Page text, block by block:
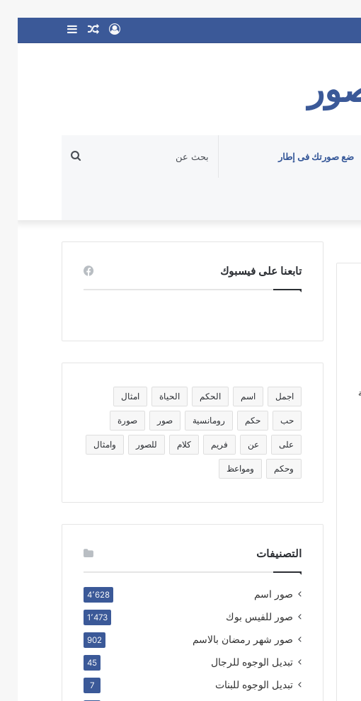
إضافةمقالتسجيل
ضع صورتك فى إطار بحث
تابعنا على فيسبوك
اجمل اسم الحكم الحياة امثال
حب حكم رومانسية صور صورة
على عن فريم كلام للصور وامثال
وحكم ومواعظ
التصنيفات
صور اسم 4٬628
صور للفيس بوك 1٬473
صور شهر رمضان بالاسم 902
تبديل الوجوه للرجال 45
تبديل الوجوه للبنات 7